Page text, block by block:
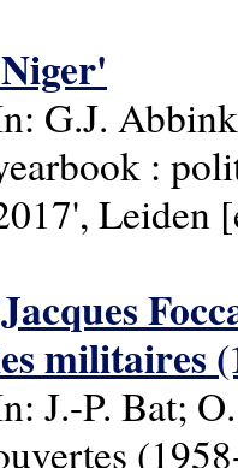
G.J.
:
Leiden
militaires
J.-P. Bat;